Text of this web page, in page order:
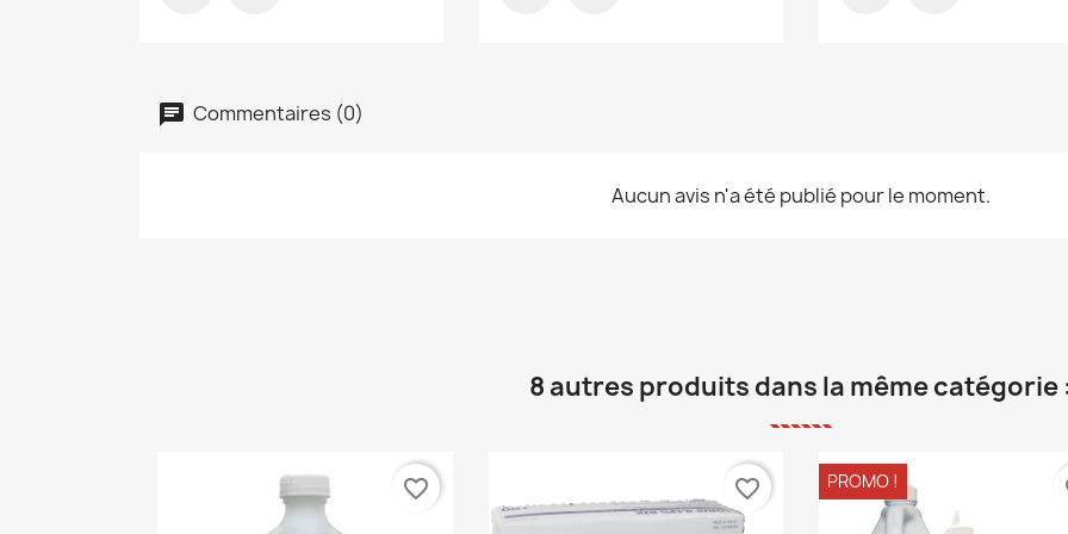
Commentaires (0)
Aucun avis n'a été publié pour le moment.
8 autres produits dans la même catégorie :
favorite_border favorite_border PROMO !